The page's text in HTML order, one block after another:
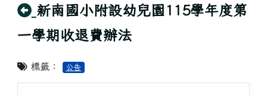
回上頁
新南國小附設幼兒園115學年度第
一學期收退費辦法
標籤： 公告